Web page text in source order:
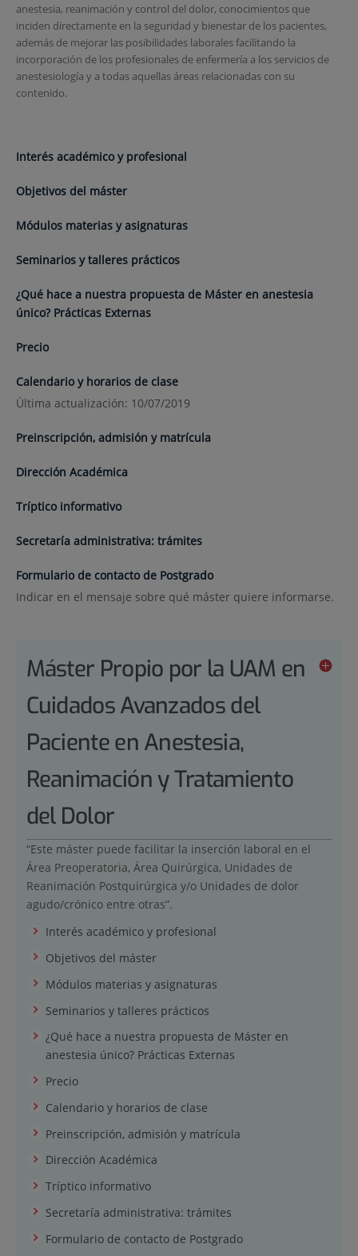
anestesia, reanimación y control del dolor, conocimientos que
inciden directamente en la seguridad y bienestar de los pacientes,
además de mejorar las posibilidades laborales facilitando la
incorporación de los profesionales de enfermería a los servicios de
anestesiología y a todas aquellas áreas relacionadas con su
contenido.
Interés académico y profesional
Objetivos del máster
Módulos materias y asignaturas
Seminarios y talleres prácticos
¿Qué hace a nuestra propuesta de Máster en anestesia
único? Prácticas Externas
Precio
Calendario y horarios de clase
Última actualización: 10/07/2019
Preinscripción, admisión y matrícula
Dirección Académica
Tríptico informativo
Secretaría administrativa: trámites
Formulario de contacto de Postgrado
Indicar en el mensaje sobre qué máster quiere informarse.
Máster Propio por la UAM en
Cuidados Avanzados del
Paciente en Anestesia,
Reanimación y Tratamiento
del Dolor
“Este máster puede facilitar la inserción laboral en el
Área Preoperatoria, Área Quirúrgica, Unidades de
Reanimación Postquirúrgica y/o Unidades de dolor
agudo/crónico entre otras”.
Interés académico y profesional
Objetivos del máster
Módulos materias y asignaturas
Seminarios y talleres prácticos
¿Qué hace a nuestra propuesta de Máster en
anestesia único? Prácticas Externas
Precio
Calendario y horarios de clase
Preinscripción, admisión y matrícula
Dirección Académica
Tríptico informativo
Secretaría administrativa: trámites
Formulario de contacto de Postgrado